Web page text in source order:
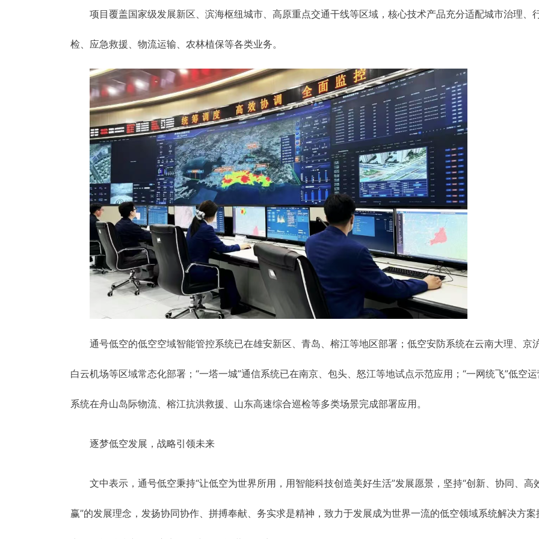
项目覆盖国家级发展新区、滨海枢纽城市、高原重点交通干线等区域，核心技术产品充分适配城市治理、
检、应急救援、物流运输、农林植保等各类业务。
通号低空的低空空域智能管控系统已在雄安新区、青岛、榕江等地区部署；低空安防系统在云南大理、京
白云机场等区域常态化部署；“一塔一城”通信系统已在南京、包头、怒江等地试点示范应用；“一网统飞”低空
系统在舟山岛际物流、榕江抗洪救援、山东高速综合巡检等多类场景完成部署应用。
逐梦低空发展，战略引领未来
文中表示，通号低空秉持“让低空为世界所用，用智能科技创造美好生活”发展愿景，坚持“创新、协同、高
赢”的发展理念，发扬协同协作、拼搏奉献、务实求是精神，致力于发展成为世界一流的低空领域系统解决方案